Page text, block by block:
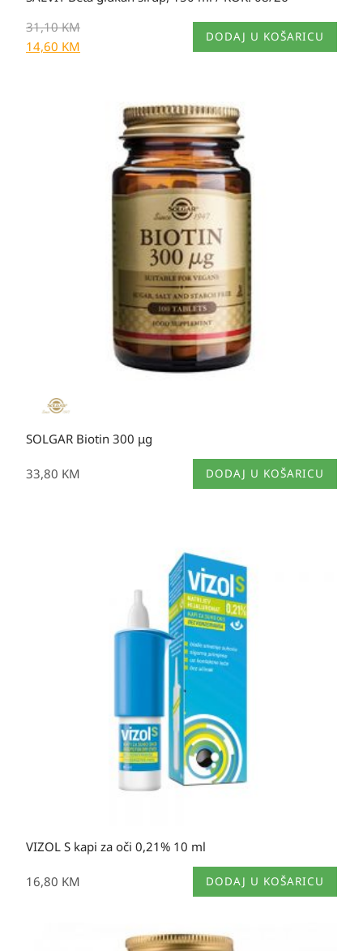
31,10KM
14,60 KM
DODAJ U KOŠARICU
SOLGAR Biotin 300 μg
33,80 KM DODAJ U KOŠARICU
VIZOL S kapi za oči 0,21% 10 ml
16,80 KM DODAJ U KOŠARICU